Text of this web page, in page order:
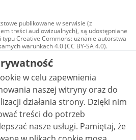
publikowane w serwisie (z
treści audiowizualnych), są udostępniane
typu Creative Commons: uznanie autorstwa
warunkach 4.0 (CC BY-SA 4.0).
audiowizualne, w tym zdjęcia, materiały
są udostępniane na licencji typu
uznanie autorstwa użycie
- bez utworów zależnych 4.0 (CC BY-
o ile nie jest to stwierdzone inaczej.
w celu zapewnienia
naszej witryny oraz do
strony. Dzięki nim
treści do potrzeb
usługi. Pamiętaj, że